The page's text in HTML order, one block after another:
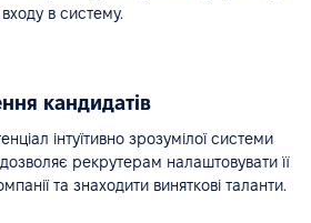
в систему.
кандидатів
інтуїтивно зрозумілої системи
рекрутерам налаштовувати її
та знаходити виняткові таланти.